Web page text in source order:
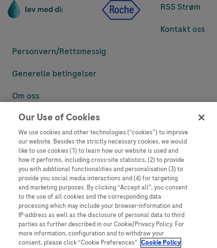
RSS Strøm
Kontakt oss
Personvern/Rettsmessig
Generelle betingelser
Om oss
Denne nettsiden inneholder informasjon som er målsatt til en stor
informasjon som ellers ikke er tilgjengelig eller gyldig i ditt land.
Vennligst vær oppmerksom på at vi ikke tar noe ansvar for tilgang til
informasjon som muligens ikke er i samsvar med noen gyldig juridisk
prosess, regulering, registrering eller bruk i bostedslandet ditt.
Roche har ikke alltid mulighet til å kvalitetssikre andres innlegg, men
vil fjerne villedende eller upassende innlegg så langt det lar seg gjøre.
Vi har ikke ansvar for innhold på eksterne nettsider som det lenkes til.
Kopiering av materiale fra dette nettstedet for bruk annet sted er ikke
tillatt uten avtale. Nettstedet selger plass til annonsører, og slikt
innhold er merket.
Dette nettstedet er ikke beregnet for å rapportere bivirkninger eller
Our Use of Cookies
We use cookies and other technologies (“cookies”) to improve
our website. Besides the strictly necessary cookies, we would
like to use cookies (1) to learn how our website is used and
how it performs, including cross-site statistics, (2) to provide
you with additional functionalities and personalisation (3) to
provide you social media interactions and (4) for targeting
and marketing purposes. By clicking “Accept all”, you consent
to the use of all cookies and the corresponding data
processing which may include your browser-information and
IP-address as well as the disclosure of personal data to third
parties as further described in our Cookie/Privacy Policy. For
more information, configuration and to withdraw your
consent, please click “Cookie Preferences”. Cookie Policy